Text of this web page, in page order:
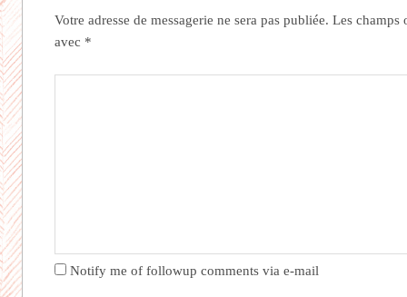
Votre adresse de messagerie ne sera pas publiée. Les champs
avec *
Notify me of followup comments via e-mail